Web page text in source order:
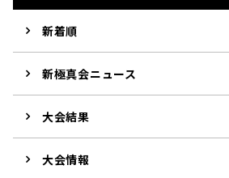
新着順
新極真会ニュース
大会結果
大会情報